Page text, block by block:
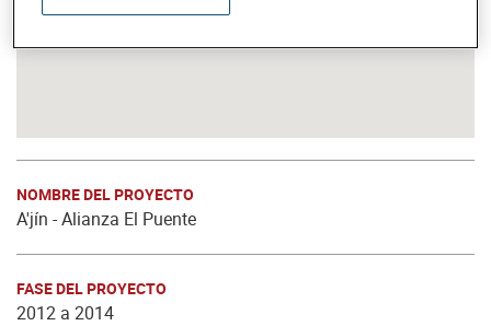
NOMBRE DEL PROYECTO
A'jín - Alianza El Puente
FASE DEL PROYECTO
2012 a 2014